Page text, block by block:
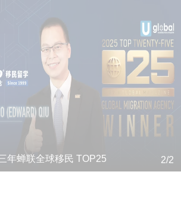
加州岩泉山居公寓——加州罕见优质乡村项目 2/2